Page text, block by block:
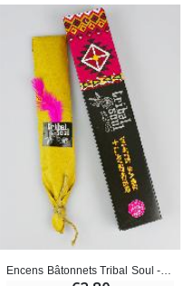
Encens Bâtonnets Tribal Soul - Sauge Blanche & Lavande 15g